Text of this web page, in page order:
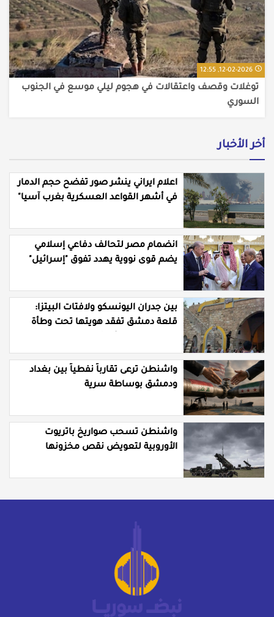
12-02-2026, 12:55
توغلات وقصف واعتقالات في هجوم ليلي موسع في الجنوب
السوري
أخر الأخبار
اعلام ايراني ينشر صور تفضح حجم الدمار
في أشهر القواعد العسكرية بغرب آسيا"
انضمام مصر لتحالف دفاعي إسلامي
يضم قوى نووية يهدد تفوق "إسرائيل"
بين جدران اليونسكو ولافتات البيتزا:
قلعة دمشق تفقد هويتها تحت وطأة
واشنطن ترعى تقارباً نفطياً بين بغداد
ودمشق بوساطة سرية
واشنطن تسحب صواريخ باتريوت
الأوروبية لتعويض نقص مخزونها